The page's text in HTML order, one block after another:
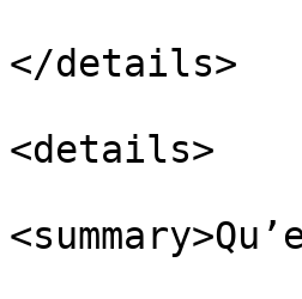
</details>
<details>